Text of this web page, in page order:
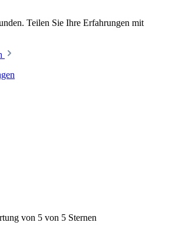
Teilen Sie Ihre Erfahrungen mit
von 5 von 5 Sternen